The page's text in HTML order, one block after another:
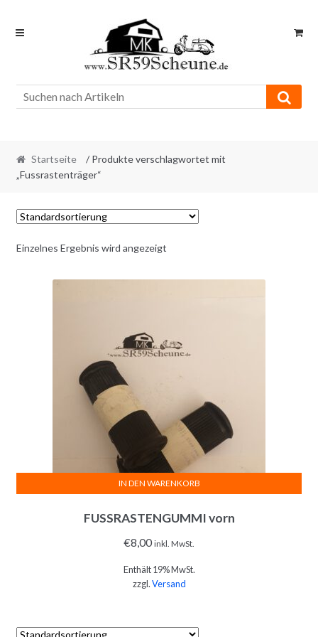
Skip
Skip
Startseite
/ Produkte verschlagwortet mit
„Fussrastenträger“
Einzelnes Ergebnis wird angezeigt
FUSSRASTENGUMMI vorn
€8,00 inkl. MwSt.
Enthält 19% MwSt.
zzgl.Versand
IN DEN WARENKORB